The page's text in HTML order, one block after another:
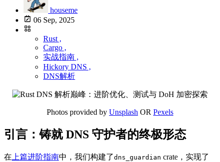
houseme
06 Sep, 2025
Rust ,
Cargo ,
实战指南 ,
Hickory DNS ,
DNS解析
Photos provided by Unsplash OR Pexels
引言：铸就 DNS 守护者的终极形态
在 上篇进阶指南中，我们构建了dns_guardian crate，实现了